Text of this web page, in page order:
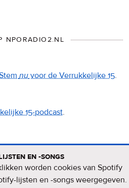
NPORADIO2.NL
nuvoor de Verrukkelijke 15.
15-podcast.
15-nieuwsbrief.
en -songs
worden cookies van Spotify
lijsten en -songs weergegeven.